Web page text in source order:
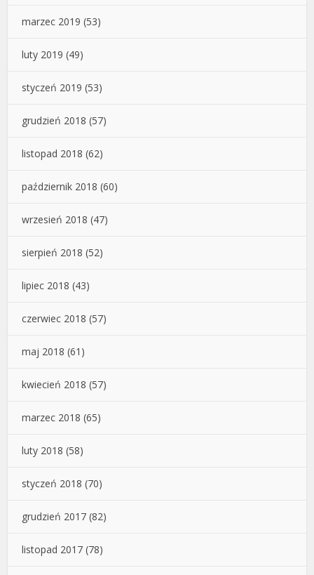
marzec 2019 (53)
luty 2019 (49)
styczeń 2019 (53)
grudzień 2018 (57)
listopad 2018 (62)
październik 2018 (60)
wrzesień 2018 (47)
sierpień 2018 (52)
lipiec 2018 (43)
czerwiec 2018 (57)
maj 2018 (61)
kwiecień 2018 (57)
marzec 2018 (65)
luty 2018 (58)
styczeń 2018 (70)
grudzień 2017 (82)
listopad 2017 (78)